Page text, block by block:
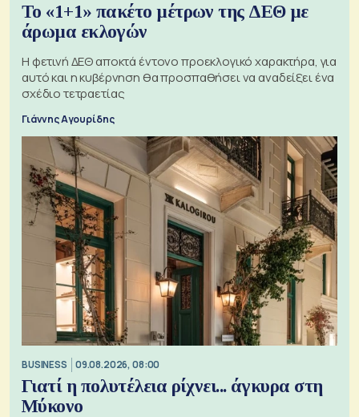
Το «1+1» πακέτο μέτρων της ΔΕΘ με
άρωμα εκλογών
Η φετινή ΔΕΘ αποκτά έντονο προεκλογικό χαρακτήρα, για
αυτό και η κυβέρνηση θα προσπαθήσει να αναδείξει ένα
σχέδιο τετραετίας
Γιάννης Αγουρίδης
BUSINESS 09.08.2026, 08:00
Γιατί η πολυτέλεια ρίχνει... άγκυρα στη
Μύκονο